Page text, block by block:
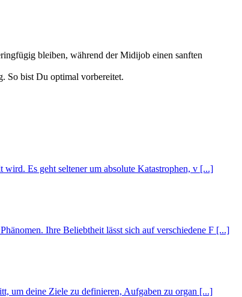
bleiben, während der Midijob einen sanften
So bist Du optimal vorbereitet.
wird. Es geht seltener um absolute Katastrophen, v [...]
Ihre Beliebtheit lässt sich auf verschiedene F [...]
um deine Ziele zu definieren, Aufgaben zu organ [...]